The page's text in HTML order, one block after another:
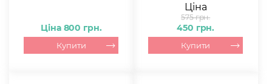
Ціна 800 грн.
Купити
Ціна
575 грн.
450 грн.
Купити